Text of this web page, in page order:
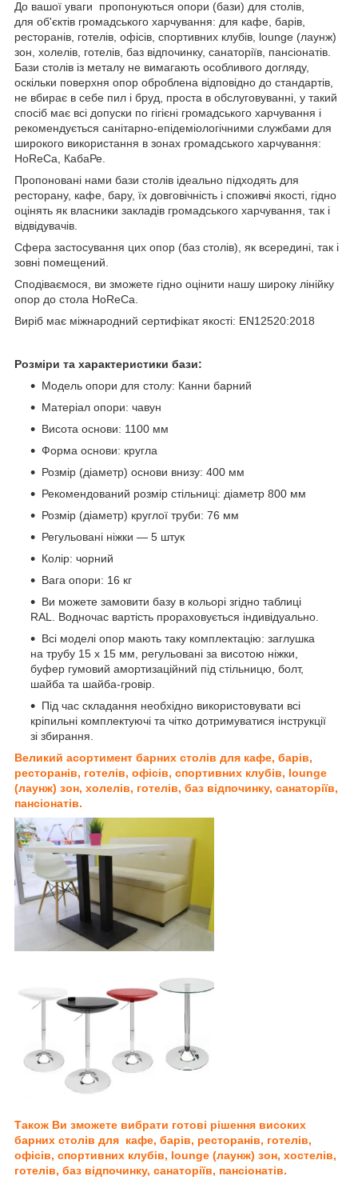
До вашої уваги пропонуються опори (бази) для столів,
для об'єктів громадського харчування: для кафе, барів,
ресторанів, готелів, офісів, спортивних клубів, lounge (лаунж)
зон, холелів, готелів, баз відпочинку, санаторіїв, пансіонатів.
Бази столів із металу не вимагають особливого догляду,
оскільки поверхня опор оброблена відповідно до стандартів,
не вбирає в себе пил і бруд, проста в обслуговуванні, у такий
спосіб має всі допуски по гігієні громадського харчування і
рекомендується санітарно-епідеміологічними службами для
широкого використання в зонах громадського харчування:
HoReCa, КабаРе.
Пропоновані нами бази столів ідеально підходять для
ресторану, кафе, бару, їх довговічність і споживчі якості, гідно
оцінять як власники закладів громадського харчування, так і
відвідувачів.
Сфера застосування цих опор (баз столів), як всередині, так і
зовні помещений.
Сподіваємося, ви зможете гідно оцінити нашу широку лінійку
опор до стола HoReCa.
Виріб має міжнародний сертифікат якості: EN12520:2018
Розміри та характеристики бази:
Модель опори для столу: Канни барний
Матеріал опори: чавун
Висота основи: 1100 мм
Форма основи: кругла
Розмір (діаметр) основи внизу: 400 мм
Рекомендований розмір стільниці: діаметр 800 мм
Розмір (діаметр) круглої труби: 76 мм
Регульовані ніжки — 5 штук
Колір: чорний
Вага опори: 16 кг
Ви можете замовити базу в кольорі згідно таблиці
RAL. Водночас вартість прораховується індивідуально.
Всі моделі опор мають таку комплектацію: заглушка
на трубу 15 х 15 мм, регульовані за висотою ніжки,
буфер гумовий амортизаційний під стільницю, болт,
шайба та шайба-гровір.
Під час складання необхідно використовувати всі
кріпильні комплектуючі та чітко дотримуватися інструкції
зі збирання.
Великий асортимент барних столів для кафе, барів,
ресторанів, готелів, офісів, спортивних клубів, lounge
(лаунж) зон, холелів, готелів, баз відпочинку, санаторіїв,
пансіонатів.
Також Ви зможете вибрати готові рішення високих
барних столів для кафе, барів, ресторанів, готелів,
офісів, спортивних клубів, lounge (лаунж) зон, хостелів,
готелів, баз відпочинку, санаторіїв, пансіонатів.